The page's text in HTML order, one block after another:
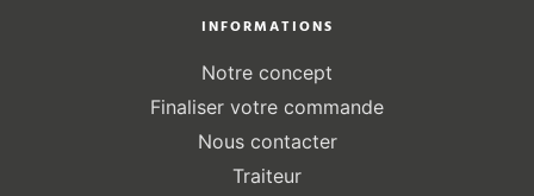
INFORMATIONS
Notre concept
Finaliser votre commande
Nous contacter
Traiteur